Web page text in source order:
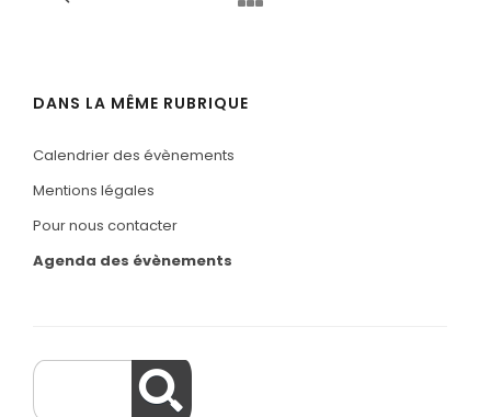
DANS LA MÊME RUBRIQUE
Calendrier des évènements
Mentions légales
Pour nous contacter
Agenda des évènements